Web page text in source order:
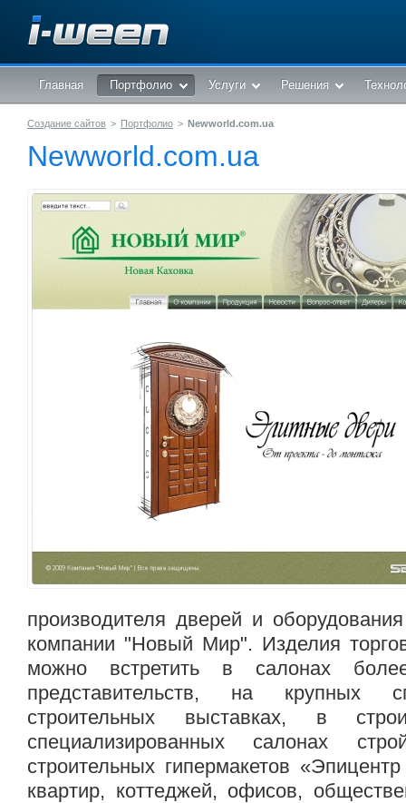
Главная Портфолио Услуги Решения
Создание сайтов > Портфолио > Newworld.com.ua
Newworld.com.ua
производителя дверей и
компании "Новый Мир". Изделия
можно встретить в салонах
представительств, на крупных
строительных выставках, в
специализированных салонах
строительных гипермакетов
квартир, коттеджей, офисов,